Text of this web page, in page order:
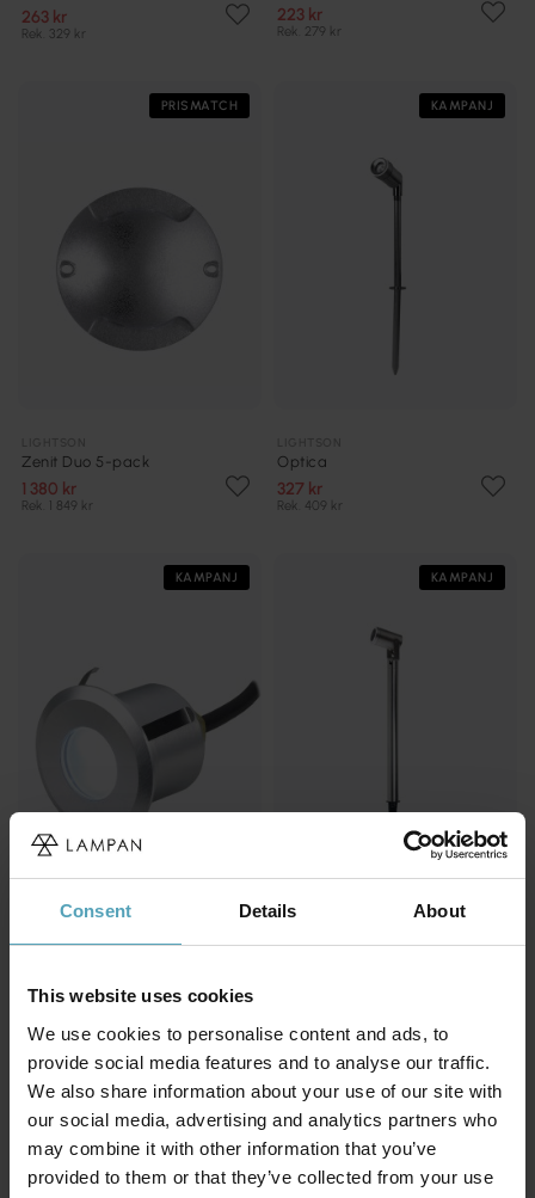
Consent Details About
This website uses cookies
We use cookies to personalise content and ads, to
provide social media features and to analyse our traffic.
We also share information about your use of our site with
our social media, advertising and analytics partners who
may combine it with other information that you’ve
provided to them or that they’ve collected from your use
263 kr
Rek. 329 kr
223 kr
Rek. 279 kr
PRISMATCH
Zenit Duo 5-pack
1 380 kr
Rek. 1 849 kr
KAMPANJ
Optica
327 kr
Rek. 409 kr
KAMPANJ
LIGHTSON
KAMPANJ
LIGHTSON
Andra köpte även